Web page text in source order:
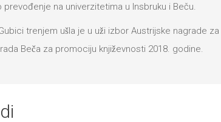
na univerzitetima u Insbruku i Beču.
trenjem ušla je u uži izbor Austrijske nagrade za
Beča za promociju književnosti 2018. godine.